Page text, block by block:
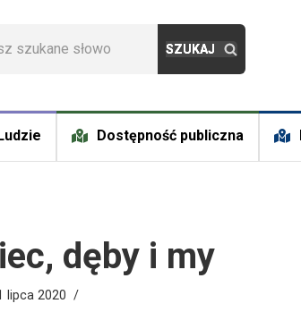
Ludzie Dostępność publiczna
dęby i my
lipca 2020